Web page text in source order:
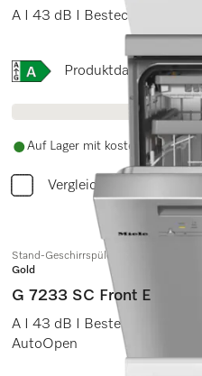
A I 43 dB I Besteckkorb I
Onlinelabel Image,
Produktdatenblatt
Auf Lager mit kostenlosem
Vergleichen
Stand-Geschirrspüler
Gold
G 7233 SC Front E
A I 43 dB I
AutoOpen